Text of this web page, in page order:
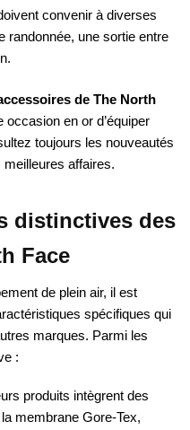
convenir à diverses
randonnée, une sortie entre
de The North
en or d’équiper
toujours les nouveautés
affaires.
distinctives des
Face
de plein air, il est
spécifiques qui
marques. Parmi les
:
produits intègrent des
membrane Gore-Tex,